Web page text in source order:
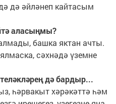
дә әйләнеп кайтасым
аласыңмы?
башка яктан ачты.
сәхнәдә үземне
дә бардыр...
һәрвакыт хәрәкәттә һәм